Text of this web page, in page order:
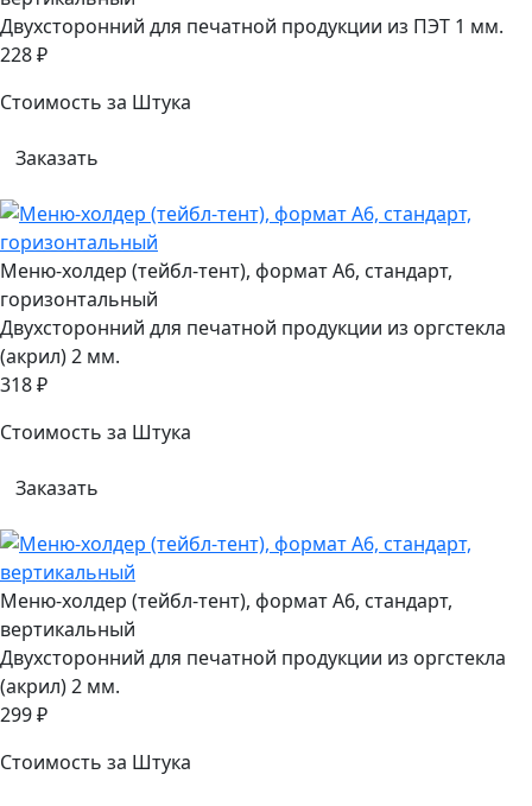
Двухсторонний для печатной продукции из ПЭТ 1 мм.
228 ₽
Стоимость за Штука
Заказать
Меню-холдер (тейбл-тент), формат А6, стандарт,
горизонтальный
Двухсторонний для печатной продукции из оргстекла
(акрил) 2 мм.
318 ₽
Стоимость за Штука
Заказать
Меню-холдер (тейбл-тент), формат А6, стандарт,
вертикальный
Двухсторонний для печатной продукции из оргстекла
(акрил) 2 мм.
299 ₽
Стоимость за Штука